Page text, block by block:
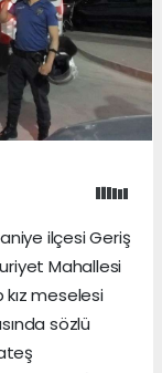
ilçesi Geriş
Mahallesi
meselesi
sözlü